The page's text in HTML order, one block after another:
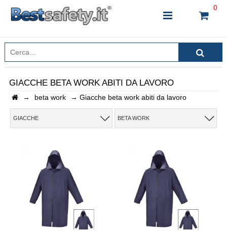
0
INSERISCI IL NOME DEL PRODOTTO CHE STAI
CERCANDO
GIACCHE BETA WORK ABITI DA LAVORO
→ beta work → Giacche beta work abiti da lavoro
GIACCHE BETA WORK